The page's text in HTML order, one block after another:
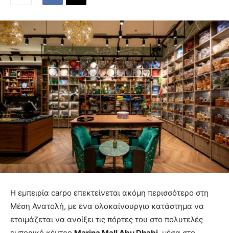
Η εμπειρία carpo επεκτείνεται ακόμη περισσότερο στη
Μέση Ανατολή, με ένα ολοκαίνουργιο κατάστημα να
ετοιμάζεται να ανοίξει τις πόρτες του στο πολυτελές